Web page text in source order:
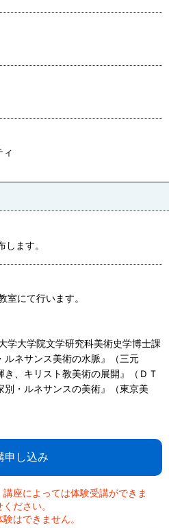
ます。
にて行います。
学大学院文学研究科美術史学博士課
ルネサンス美術の水脈』（三元
、キリスト教美術の展開』（ＤＴ
別・ルネサンスの美術』（東京美
申し込み
座によっては体験受講ができま
ださい。
はできません。